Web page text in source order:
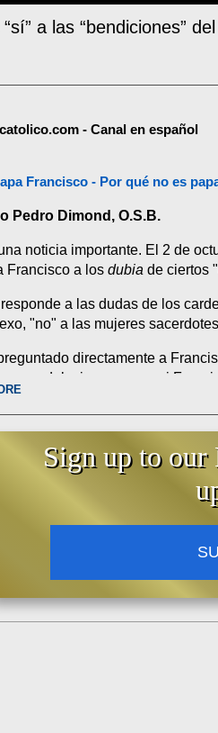
a las “bendiciones”
- Canal en español
Francisco - Por qué no es
Pedro Dimond, O.S.B.
noticia importante. El 2 de
Francisco a los dubia de ciertos
a las dudas de los
"no" a las mujeres
directamente a
del mismo sexo y si
Francisco respondió
tales "bendiciones". Por lo
cosas, Francisco afirmó:
la prudencia pastoral debe
por una o por varias
del matrimonio. Porque
un pedido de auxilio a
claro respaldo a las relaciones
entre personas del
Sign up to